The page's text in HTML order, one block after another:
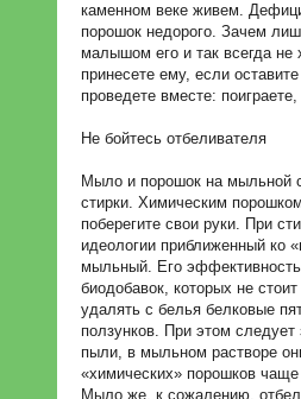
каменном веке живем.
порошок недорого. Зачем
малышом его и так всегда не
принесете ему, если
проведете вместе:
Не бойтесь отбеливателя
Мыло и порошок на мыльной
стирки. Химическим
поберегите свои руки. При
идеологии приближенный ко
мыльный. Его
биодобавок, которых не
удалять с белья белковые
ползунков. При этом
пыли, в мыльном растворе
«химических» порошков
Мыло же, к сожалению,